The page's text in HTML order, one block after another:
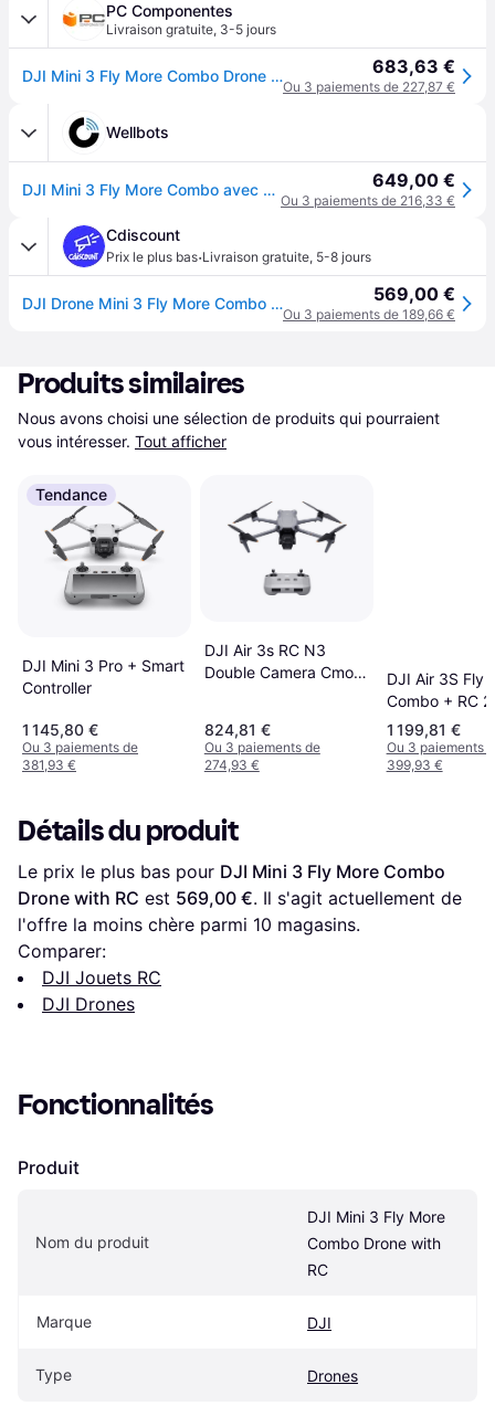
PC Componentes
Livraison gratuite, 3-5 jours
DJI Mini 3 Fly More Combo Drone 4K HDR Pliable 249g 683,63 €
Ou 3 paiements de 227,87 €
Wellbots
DJI Mini 3 Fly More Combo avec DJI RC 649,00 €
Ou 3 paiements de 216,33 €
Cdiscount
Prix le plus bas·Livraison gratuite, 5-8 jours
DJI Drone Mini 3 Fly More Combo DJI RC - Gris 569,00 €
Ou 3 paiements de 189,66 €
Produits similaires
Nous avons choisi une sélection de produits qui pourraient
vous intéresser. Tout afficher
Tendance
DJI Mini 3 Pro + Smart
Controller
1 145,80 €
Ou 3 paiements de
381,93 €
DJI Air 3s RC N3
Double Camera Cmos
824,81 €
Ou 3 paiements de
274,93 €
DJI Air 3S Fly
Combo + RC 2
1 199,81 €
Ou 3 paiements
399,93 €
Détails du produit
Le prix le plus bas pour DJI Mini 3 Fly More Combo
Drone with RC est 569,00 €. Il s'agit actuellement de
l'offre la moins chère parmi 10 magasins.
Comparer:
DJI Jouets RC
DJI Drones
Fonctionnalités
Produit
Nom du produit
DJI Mini 3 Fly More
Combo Drone with
RC
Marque DJI
Type Drones